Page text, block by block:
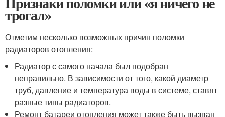
трогал»
Отметим несколько возможных причин поломки
радиаторов отопления:
Радиатор с самого начала был подобран
неправильно. В зависимости от того, какой диаметр
труб, давление и температура воды в системе, ставят
разные типы радиаторов.
Ремонт батареи отопления может также быть вызван